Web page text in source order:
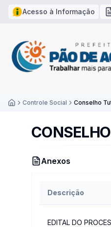
Acesso à Informação
Controle Social Conselho
Anexos
Descrição
EDITAL DO